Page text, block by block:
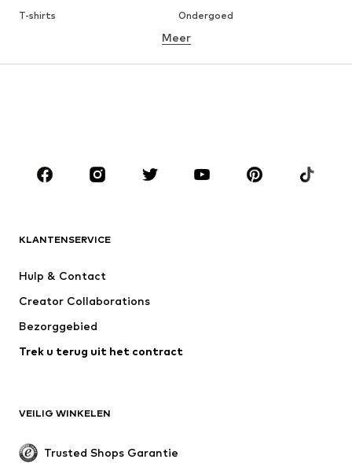
T-shirts
Ondergoed
Hemden
Mantels
Kostuums & blazers
KLEDING
Jassen
Zwemkleding
Speciale gelegenheden
Exclusief
SCHOENEN
Nieuw
Meer
KLANTENSERVICE
Hulp & Contact
Creator Collaborations
Bezorggebied
Trek u terug uit het contract
VEILIG WINKELEN
Trusted Shops Garantie